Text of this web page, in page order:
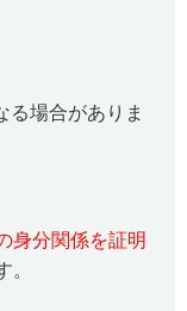
る場合がありま
身分関係を証明
。